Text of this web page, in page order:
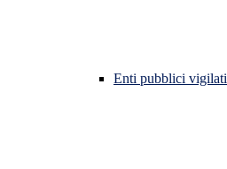
Enti pubblici vigilati